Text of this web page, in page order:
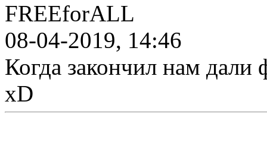
FREEforALL
08-04-2019, 14:46
Когда закончил нам
xD